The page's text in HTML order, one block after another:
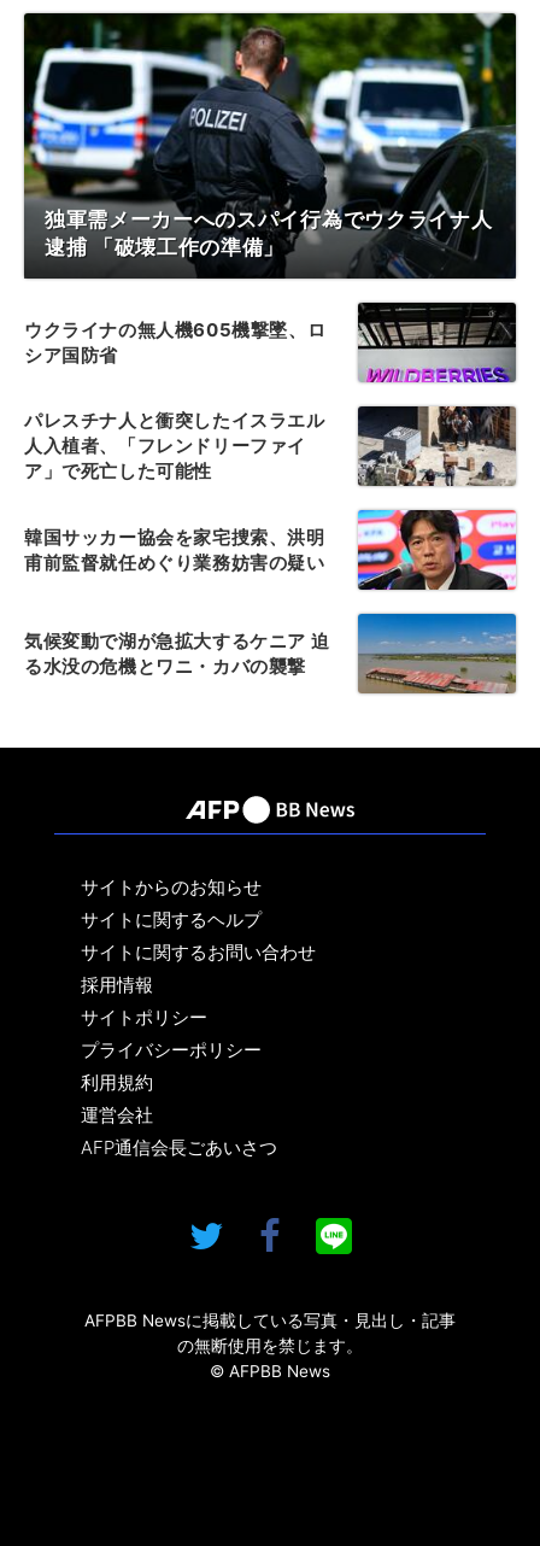
独軍需メーカーへのスパイ行為でウクライナ人
逮捕 「破壊工作の準備」
ウクライナの無人機605機撃墜、ロ
シア国防省
パレスチナ人と衝突したイスラエル
人入植者、「フレンドリーファイ
ア」で死亡した可能性
韓国サッカー協会を家宅捜索、洪明
甫前監督就任めぐり業務妨害の疑い
気候変動で湖が急拡大するケニア 迫
る水没の危機とワニ・カバの襲撃
サイトからのお知らせ
サイトに関するヘルプ
サイトに関するお問い合わせ
採用情報
サイトポリシー
プライバシーポリシー
利用規約
運営会社
AFP通信会長ごあいさつ
AFPBB Newsに掲載している写真・見出し・記事
の無断使用を禁じます。
© AFPBB News